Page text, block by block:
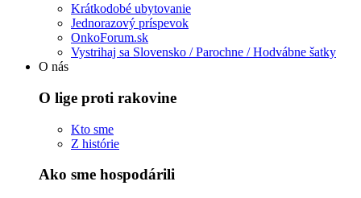
Krátkodobé ubytovanie
Jednorazový príspevok
OnkoForum.sk
Vystrihaj sa Slovensko / Parochne / Hodvábne šatky
O nás
O lige proti rakovine
Kto sme
Z histórie
Ako sme hospodárili